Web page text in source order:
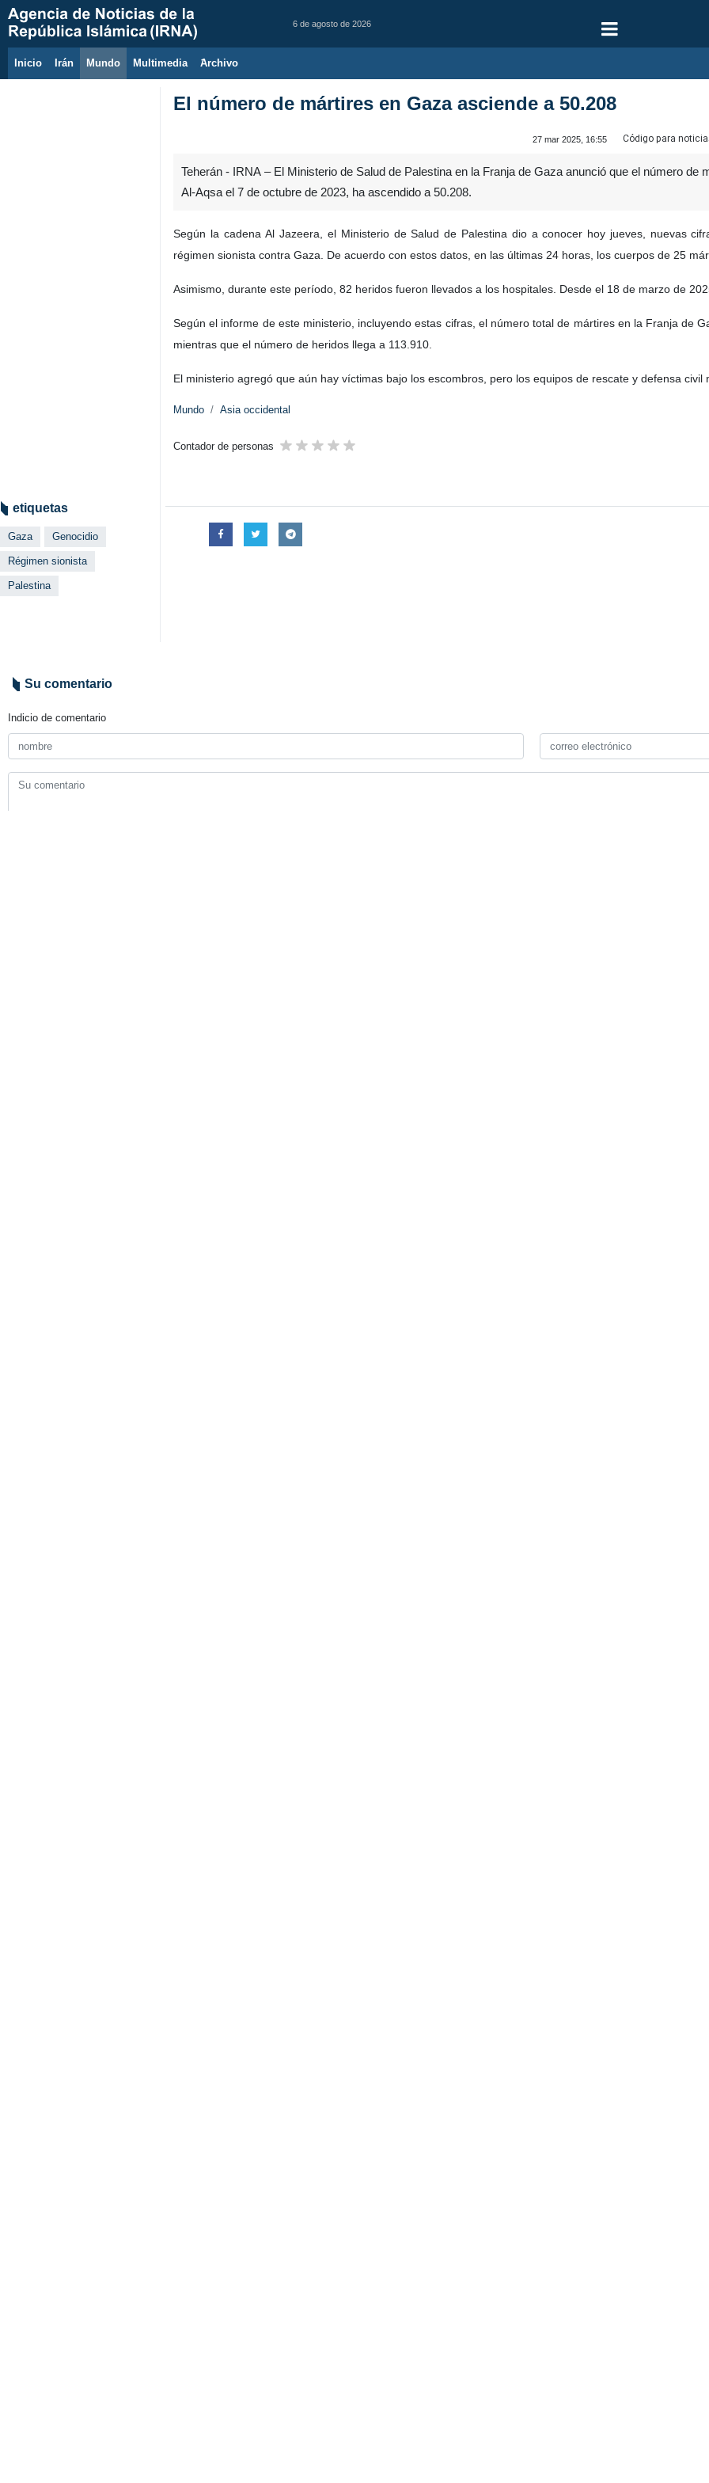
6 de agosto de 2026
Inicio Irán Mundo Multimedia َArchivo
El número de mártires en Gaza asciende a 50.208
27 mar 2025, 16:55 Código para
Teherán - IRNA – El Ministerio de Salud de Palestina en la Franja de Gaza anunció que el número
Al-Aqsa el 7 de octubre de 2023, ha ascendido a 50.208.
Según la cadena Al Jazeera, el Ministerio de Salud de Palestina dio a conocer hoy jueves, nuevas
régimen sionista contra Gaza. De acuerdo con estos datos, en las últimas 24 horas, los cuerpos de 25
Asimismo, durante este período, 82 heridos fueron llevados a los hospitales. Desde el 18 de marzo de
Según el informe de este ministerio, incluyendo estas cifras, el número total de mártires en la Franja de
mientras que el número de heridos llega a 113.910.
El ministerio agregó que aún hay víctimas bajo los escombros, pero los equipos de rescate y defensa civil
Mundo Asia occidental
Contador de personas
etiquetas
Gaza Genocidio
Régimen sionista
Palestina
Su comentario
Indicio de comentario